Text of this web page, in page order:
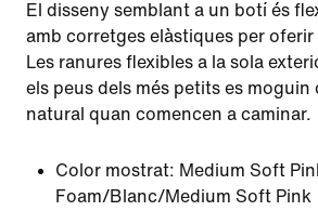
El disseny semblant a un botí és
amb corretges elàstiques per oferir
Les ranures flexibles a la sola
els peus dels més petits es moguin
natural quan comencen a caminar.
Color mostrat: Medium Soft
Foam/Blanc/Medium Soft Pink